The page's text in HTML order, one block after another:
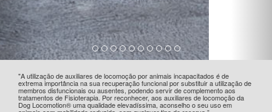
"A utilização de auxiliares de locomoção por animais incapacitados é de
extrema importância na sua recuperação funcional por substituir a utilização de
membros disfuncionais ou ausentes, podendo servir de complemento aos
tratamentos de Fisioterapia. Por reconhecer, aos auxiliares de locomoção da
Dog Locomotion® uma qualidade elevadíssima, aconselho o seu uso em